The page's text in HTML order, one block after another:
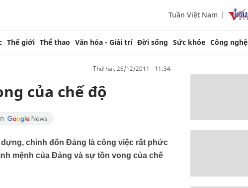
Tuần Việt Nam
Thế giới Thể thao Văn hóa - Giải trí Đời sống Sức khỏe Công nghệ
thứ hai, 26/12/2011 - 11:34
của chế độ
chỉnh đốn Đảng là công việc rất phức
mệnh của Đảng và sự tồn vong của chế